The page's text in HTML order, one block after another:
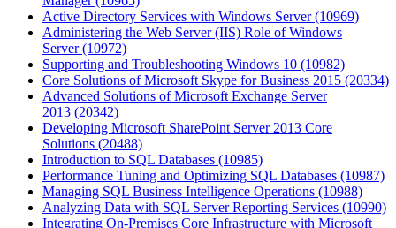
Active Directory Services with Windows Server(10969)
Administering the Web Server (IIS) Role of Windows
Server(10972)
Supporting and Troubleshooting Windows 10 (10982)
Core Solutions of Microsoft Skype for Business 2015 (20334)
Advanced Solutions of Microsoft Exchange Server
2013 (20342)
Developing Microsoft SharePoint Server 2013 Core
Solutions (20488)
Introduction to SQL Databases (10985)
Performance Tuning and Optimizing SQL Databases (10987)
Managing SQL Business Intelligence Operations (10988)
Analyzing Data with SQL Server Reporting Services (10990)
Integrating On-Premises Core Infrastructure with Microsoft